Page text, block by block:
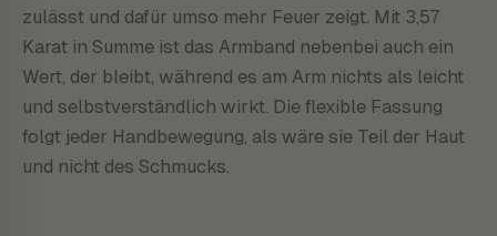
zulässt und dafür umso mehr Feuer zeigt. Mit 3,57
Karat in Summe ist das Armband nebenbei auch ein
Wert, der bleibt, während es am Arm nichts als leicht
und selbstverständlich wirkt. Die flexible Fassung
folgt jeder Handbewegung, als wäre sie Teil der Haut
und nicht des Schmucks.